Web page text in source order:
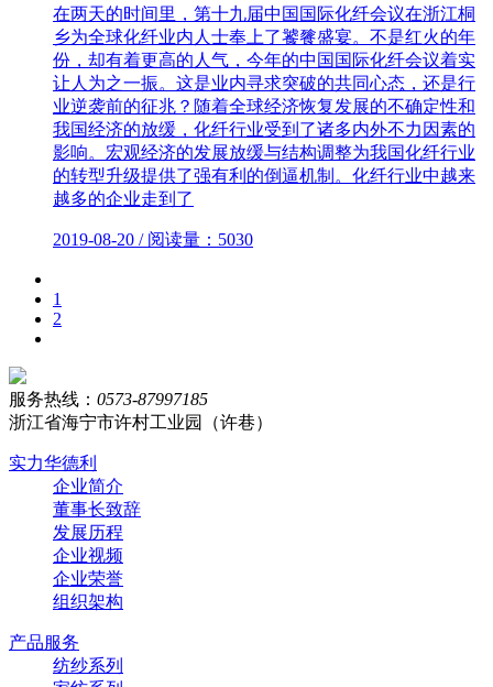
在两天的时间里，第十九届中国国际化纤会议在浙江桐
乡为全球化纤业内人士奉上了饕餮盛宴。不是红火的年
份，却有着更高的人气，今年的中国国际化纤会议着实
让人为之一振。这是业内寻求突破的共同心态，还是行
业逆袭前的征兆？随着全球经济恢复发展的不确定性和
我国经济的放缓，化纤行业受到了诸多内外不力因素的
影响。宏观经济的发展放缓与结构调整为我国化纤行业
的转型升级提供了强有利的倒逼机制。化纤行业中越来
越多的企业走到了
2019-08-20 / 阅读量：5030
1
2
服务热线： 0573-87997185
浙江省海宁市许村工业园（许巷）
实力华德利
企业简介
董事长致辞
发展历程
企业视频
企业荣誉
组织架构
产品服务
纺纱系列